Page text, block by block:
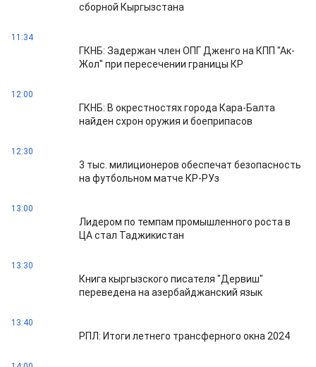
сборной Кыргызстана
11:34
ГКНБ: Задержан член ОПГ Дженго на КПП "Ак-
Жол" при пересечении границы КР
12:00
ГКНБ: В окрестностях города Кара-Балта
найден схрон оружия и боеприпасов
12:30
3 тыс. милиционеров обеспечат безопасность
на футбольном матче КР-РУз
13:00
Лидером по темпам промышленного роста в
ЦА стал Таджикистан
13:30
Книга кыргызского писателя "Дервиш"
переведена на азербайджанский язык
13:40
РПЛ: Итоги летнего трансферного окна 2024